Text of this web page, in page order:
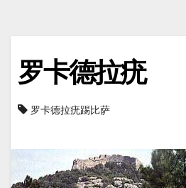
罗卡德拉疣
罗卡德拉疣踢比萨